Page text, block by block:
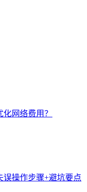
网络费用？
误操作步骤+避坑要点